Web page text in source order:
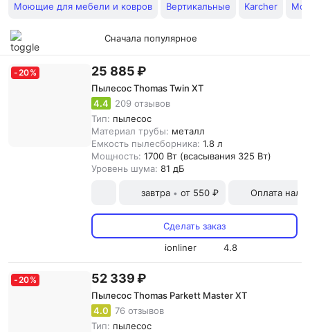
Моющие для мебели и ковров Вертикальные Karcher
Сначала популярное
-20% 25 885 ₽
Пылесос Thomas Twin XT
4.4
209 отзывов
Тип: пылесос
Материал трубы: металл
Емкость пылесборника: 1.8 л
Мощность: 1700 Вт (всасывания 325 Вт)
Уровень шума: 81 дБ
завтра • от 550 ₽ Оплата
Сделать заказ
ionliner
4.8
-20% 52 339 ₽
Пылесос Thomas Parkett Master XT
4.0
76 отзывов
Тип: пылесос